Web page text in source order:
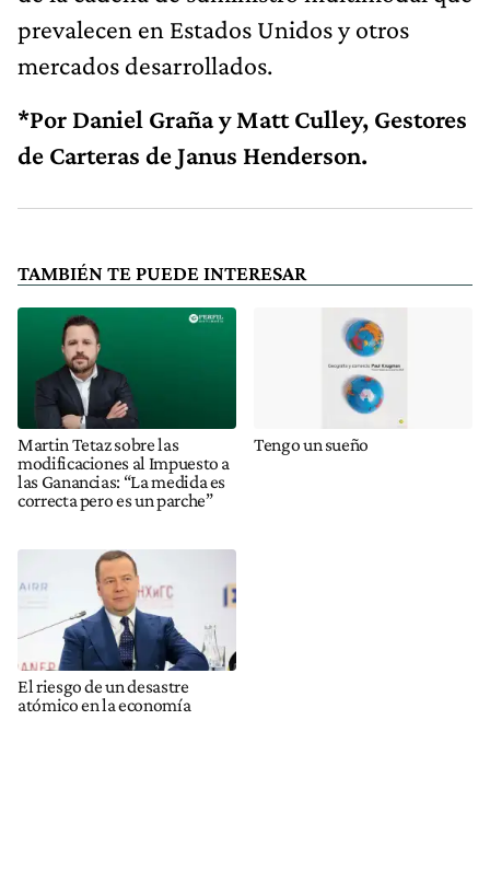
prevalecen en Estados Unidos y otros
mercados desarrollados.
*Por Daniel Graña y Matt Culley, Gestores
de Carteras de Janus Henderson.
TAMBIÉN TE PUEDE INTERESAR
Martin Tetaz sobre las
modificaciones al Impuesto a
las Ganancias: “La medida es
correcta pero es un parche”
Tengo un sueño
El riesgo de un desastre
atómico en la economía